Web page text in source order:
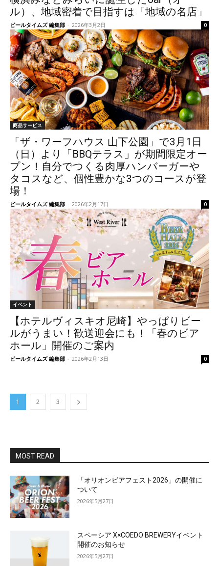
ル）、地域密着で目指すは「地域の名店」
ビールタイムズ 編集部 - 2026年3月2日 0
商品サービス
「ザ・ワーフハウス 山下公園」で3月1日
（日）より「BBQテラス」が期間限定オー
プン！自分でつくる肉厚ハンバーガーや
タコスなど、個性豊かな3つのコースが登
場！
ビールタイムズ 編集部 - 2026年2月17日 0
イベント
【ホテルヴィスキオ尼崎】やっぱりビー
ルがうまい！歓送迎会にも！「春のビア
ホール」開催のご案内
ビールタイムズ 編集部 - 2026年2月13日 0
1 2 3
MOST READ
「オリオンビアフェスト2026」の開催に
ついて
2026年5月27日
スペーシア X×COEDO BREWERYイベント
開催のお知らせ
2026年5月27日